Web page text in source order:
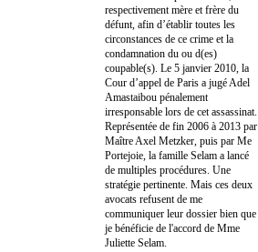
respectivement mère et frère du
défunt, afin d’établir toutes les
circonstances de ce crime et la
condamnation du ou d(es)
coupable(s). Le 5 janvier 2010, la
Cour d’appel de Paris a jugé Adel
Amastaibou pénalement
irresponsable lors de cet assassinat.
Représentée de fin 2006 à 2013 par
Maître Axel Metzker, puis par Me
Portejoie, la famille Selam a lancé
de multiples procédures. Une
stratégie pertinente. Mais ces deux
avocats refusent de me
communiquer leur dossier bien que
je bénéficie de l'accord de Mme
Juliette Selam.